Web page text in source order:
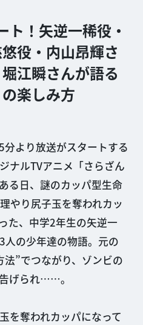
！矢逆一稀役・
役・内山昂輝さ
江瞬さんが語る
の楽しみ方
より放送がスタートする
ナルTVアニメ「さらざん
る日、謎のカッパ型生命
やり尻子玉を奪われカッ
た、中学2年生の矢逆一
の少年達の物語。元の
”でつながり、ゾンビの
げられ……。
を奪われカッパになって